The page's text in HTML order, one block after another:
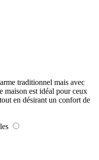
traditionnel mais avec
maison est idéal pour ceux
en désirant un confort de